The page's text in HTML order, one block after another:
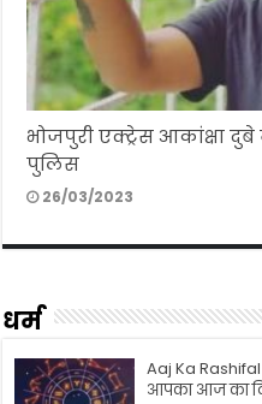
भोजपुरी एक्ट्रेस आकांक्षा
पुलिस
26/03/2023
धर्म
Aaj Ka
आपका आज का